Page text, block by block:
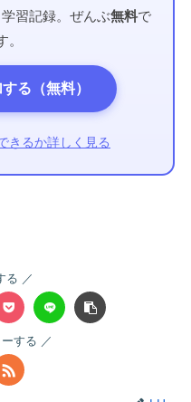
習記録。ぜんぶ無料で
。
る（無料）
きるか詳しく見る
る
する